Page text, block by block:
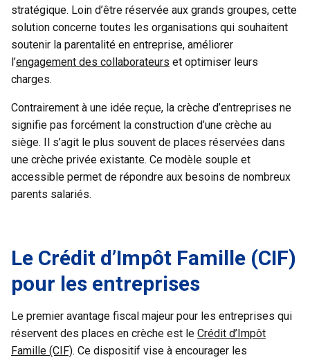
stratégique. Loin d’être réservée aux grands groupes, cette
solution concerne toutes les organisations qui souhaitent
soutenir la parentalité en entreprise, améliorer
l’engagement des collaborateurs et optimiser leurs
charges.
Contrairement à une idée reçue, la crèche d’entreprises ne
signifie pas forcément la construction d’une crèche au
siège. Il s’agit le plus souvent de places réservées dans
une crèche privée existante. Ce modèle souple et
accessible permet de répondre aux besoins de nombreux
parents salariés.
Le Crédit d’Impôt Famille (CIF)
pour les entreprises
Le premier avantage fiscal majeur pour les entreprises qui
réservent des places en crèche est le Crédit d’Impôt
Famille (CIF). Ce dispositif vise à encourager les